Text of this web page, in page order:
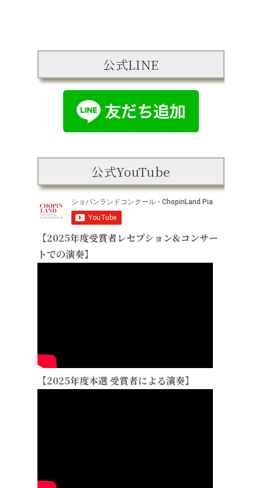
公式LINE
公式YouTube
【2025年度受賞者レセプション&コンサー
トでの演奏】
【2025年度本選 受賞者による演奏】